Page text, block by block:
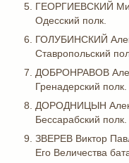
ГЕОРГИЕВСКИЙ
Одесский полк.
ГОЛУБИНСКИЙ
Ставропольский
ДОБРОНРАВОВ
Гренадерский полк.
ДОРОДНИЦЫН
Бессарабский полк.
ЗВЕРЕВ Виктор
Его Величества